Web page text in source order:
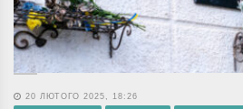
20 ЛЮТОГО 2025, 18:26